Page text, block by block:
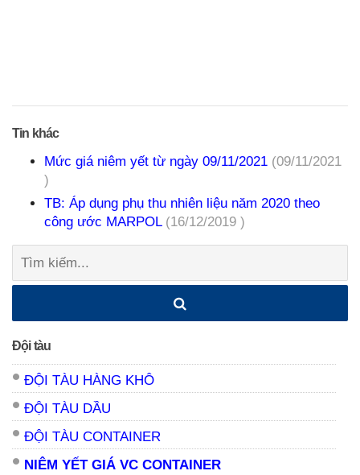
Tin khác
Mức giá niêm yết từ ngày 09/11/2021 (09/11/2021
)
TB: Áp dụng phụ thu nhiên liệu năm 2020 theo
công ước MARPOL (16/12/2019 )
Tìm
kiếm:
Đội tàu
ĐỘI TÀU HÀNG KHÔ
ĐỘI TÀU DẦU
ĐỘI TÀU CONTAINER
NIÊM YẾT GIÁ VC CONTAINER